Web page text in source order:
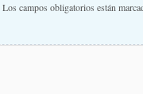
Los campos obligatorios están